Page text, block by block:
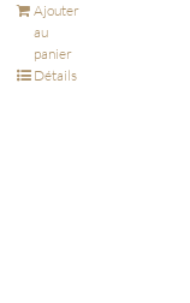
Ajouter
au
panier
Détails